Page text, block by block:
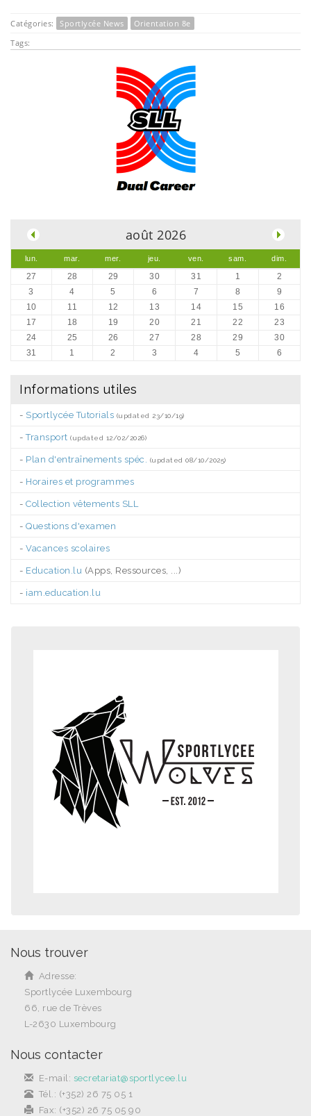
Catégories: Sportlycée News
Orientation 8e
Tags:
août 2026
lun. mar. mer. jeu. ven. sam. dim.
27 28 29 30 31 1
2
3
4 5 6 7 8
9
10
11 12 13 14 15
16
17
18 19 20 21 22
23
24
25 26 27 28 29
30
31
1 2 3 4 5 6
Informations utiles
- Sportlycée Tutorials (updated 23/10/19)
-Transport (updated 12/02/2026)
- Plan d'entraînements spéc. (updated 08/10/2025)
- Horaires et programmes
- Collection vêtements SLL
- Questions d'examen
- Vacances scolaires
- Education.lu (Apps, Ressources, ...)
- iam.education.lu
Nous trouver
Adresse:
Sportlycée Luxembourg
66, rue de Trèves
L-2630 Luxembourg
Nous contacter
E-mail: secretariat@sportlycee.lu
Tél.: (+352) 26 75 05 1
Fax: (+352) 26 75 05 90